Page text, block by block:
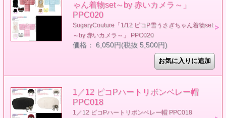
ゃん着物set～by 赤いカメラ～」
PPC020
SugaryCouture「1/12 ピコP雪うさぎちゃん着物set
～by 赤いカメラ～」 PPC020
価格： 6,050円(税抜 5,500円)
1／12 ピコPハートリボンベレー帽
PPC018
1／12 ピコPハートリボンベレー帽 PPC018